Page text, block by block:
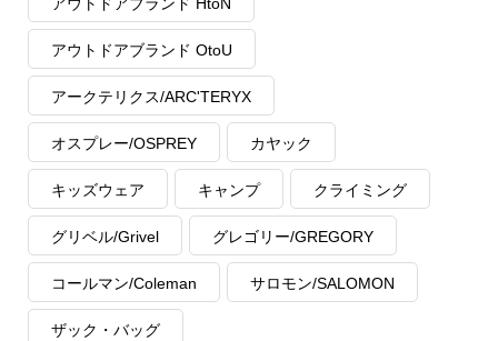
アウトドアブランド OtoU
アークテリクス/ARC'TERYX
オスプレー/OSPREY カヤック
キッズウェア キャンプ クライミング
グリベル/Grivel グレゴリー/GREGORY
コールマン/Coleman サロモン/SALOMON
ザック・バッグ